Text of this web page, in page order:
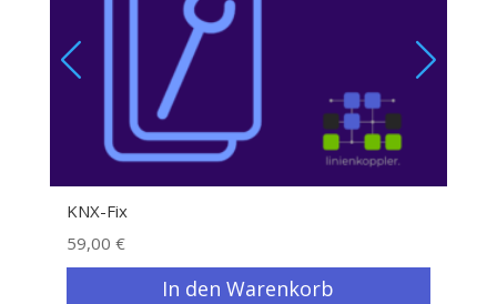
KNX-Fix
59,00 €
In den Warenkorb